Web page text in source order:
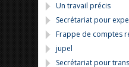
Un travail précis
Secrétariat pour
Frappe de comptes
jupel
Secrétariat pour